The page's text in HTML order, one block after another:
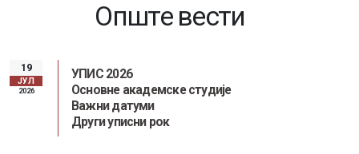
Опште вести
19
ЈУЛ
2026
УПИС 2026
Основне академске студије
Важни датуми
Други уписни рок